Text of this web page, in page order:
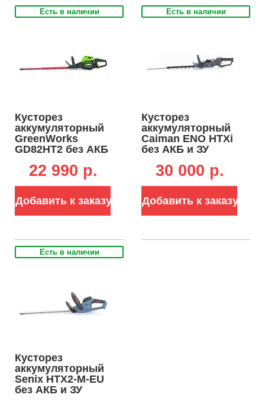
Есть в наличии
Кусторез
аккумуляторный
GreenWorks
GD82HT2 без АКБ
61 см, ветки до 30
22 990 p.
Добавить к заказу
Есть в наличии
Кусторез
аккумуляторный
Caiman ENO HTXi
без АКБ и ЗУ
Maxi Connect, 64
см, шаг 38 мм,
рукоятка, 4,4 кг.)
30 000 p.
Добавить к заказу
Есть в наличии
Кусторез
аккумуляторный
Senix HTX2-M-EU
без АКБ и ЗУ